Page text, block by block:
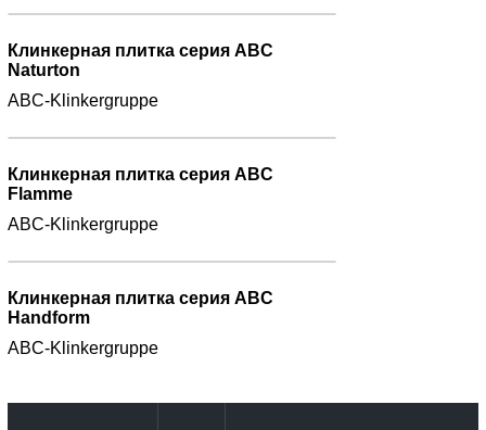
Клинкерная плитка серия ABC
Naturton
ABC-Klinkergruppe
Клинкерная плитка серия ABC
Flamme
ABC-Klinkergruppe
Клинкерная плитка серия ABC
Handform
ABC-Klinkergruppe